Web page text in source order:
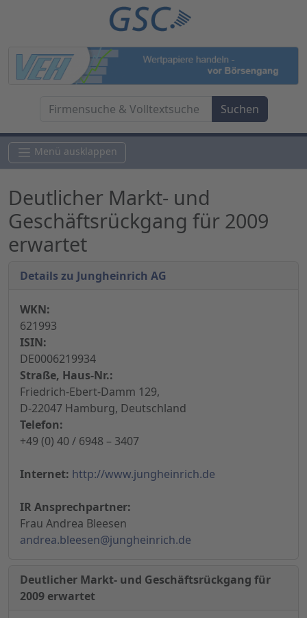
Menü ausklappen
Deutlicher Markt- und
Geschäftsrückgang für 2009
erwartet
Details zu Jungheinrich AG
WKN:
621993
ISIN:
DE0006219934
Straße, Haus-Nr.:
Friedrich-Ebert-Damm 129,
D-22047 Hamburg, Deutschland
Telefon:
+49 (0) 40 / 6948 – 3407
Internet: http://www.jungheinrich.de
IR Ansprechpartner:
Frau Andrea Bleesen
andrea.bleesen@jungheinrich.de
Deutlicher Markt- und Geschäftsrückgang für
2009 erwartet